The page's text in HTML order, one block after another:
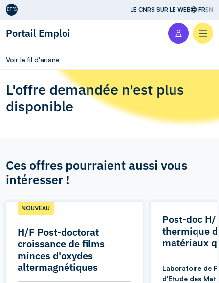
Aller au contenu LE CNRS SUR LE WEB FREN
Portail Emploi
Voir le fil d'ariane
L'offre demandée n'est plus
disponible
Ces offres pourraient aussi vous
intéresser !
H/F Post-doctorat
croissance de films
minces d'oxydes
altermagnétiques
NOUVEAU
Post-doc
thermique
matériaux
Laboratoire de
d'Etude des